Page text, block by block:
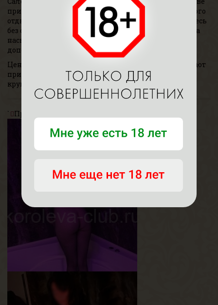
приглашает на комплексные программы массажного
отдыха продолжительностью от 1 часа. Наслаждайтесь
без ограничений! К любой программе, даже если она
насыщенна эмоциями до краев, можно выбрать
дополнение.
Цены в прайсе — от 2000 рублей, и, к тому же, порадуют
приятными скидками. Принимаем гостей
круглосуточно.
` Предыдущая